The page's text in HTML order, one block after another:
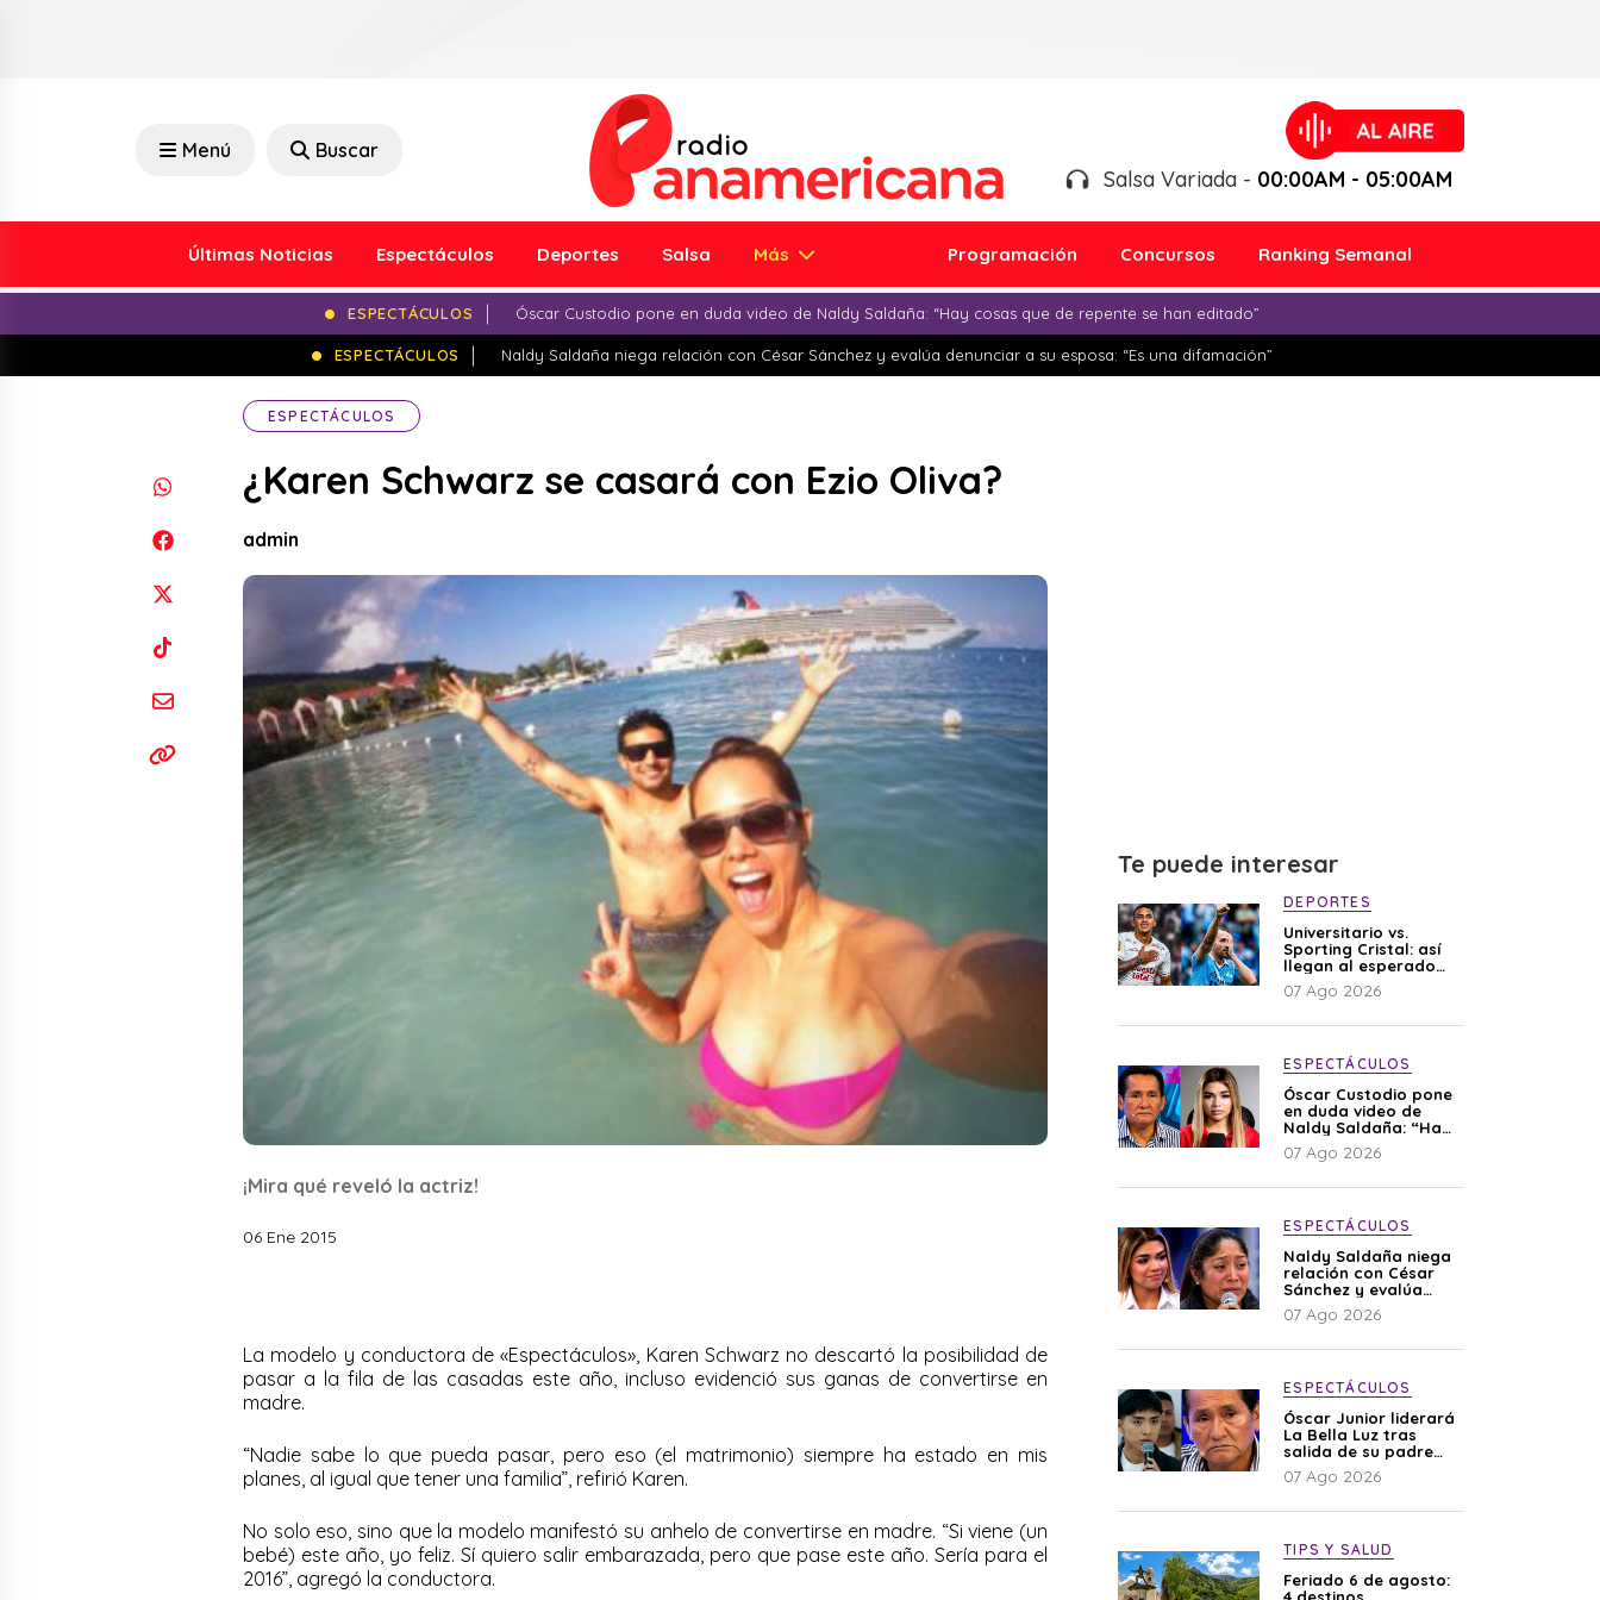
Menú Buscar
Salsa Variada - 00:00AM - 05:00AM
Últimas Noticias Espectáculos Deportes Salsa Más Programación Concursos Ranking Semanal
ESPECTÁCULOS Óscar Custodio pone en duda video de Naldy Saldaña: “Hay cosas que de repente se han editado”
ESPECTÁCULOS Naldy Saldaña niega relación con César Sánchez y evalúa denunciar a su esposa: “Es una difamación”
ESPECTÁCULOS
​¿Karen Schwarz se casará con Ezio Oliva?
admin
¡Mira qué reveló la actriz!
06 Ene 2015
La modelo y conductora de «Espectáculos», Karen Schwarz no descartó la posibilidad de
pasar a la fila de las casadas este año, incluso evidenció sus ganas de convertirse en
madre.
“Nadie sabe lo que pueda pasar, pero eso (el matrimonio) siempre ha estado en mis
planes, al igual que tener una familia”, refirió Karen.
No solo eso, sino que la modelo manifestó su anhelo de convertirse en madre. “Si viene (un
bebé) este año, yo feliz. Sí quiero salir embarazada, pero que pase este año. Sería para el
2016”, agregó la conductora.
Te puede interesar
DEPORTES
Universitario vs.
Sporting Cristal: así
llegan al esperado
duelo
07 Ago 2026
ESPECTÁCULOS
Óscar Custodio pone
en duda video de
Naldy Saldaña: “Hay
cosas que de repente
se han editado”
07 Ago 2026
ESPECTÁCULOS
Naldy Saldaña niega
relación con César
Sánchez y evalúa
denunciar a su
esposa: “Es una
07 Ago 2026
ESPECTÁCULOS
Óscar Junior liderará
La Bella Luz tras
salida de su padre
por polémica con
Naldy Saldaña
07 Ago 2026
TIPS Y SALUD
Feriado 6 de agosto: